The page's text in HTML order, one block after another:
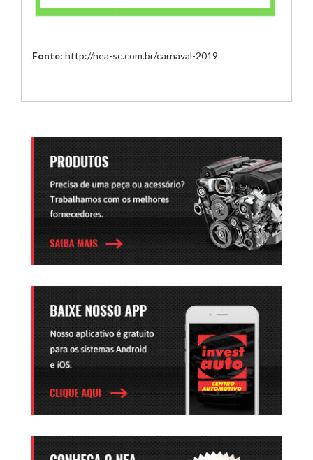
Fonte: http://nea-sc.com.br/carnaval-2019